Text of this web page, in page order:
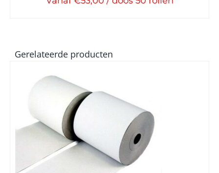
Gerelateerde producten